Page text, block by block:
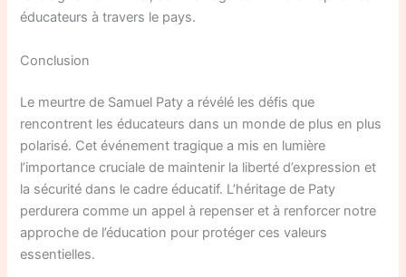
éducateurs à travers le pays.
Conclusion
Le meurtre de Samuel Paty a révélé les défis que
rencontrent les éducateurs dans un monde de plus en plus
polarisé. Cet événement tragique a mis en lumière
l’importance cruciale de maintenir la liberté d’expression et
la sécurité dans le cadre éducatif. L’héritage de Paty
perdurera comme un appel à repenser et à renforcer notre
approche de l’éducation pour protéger ces valeurs
essentielles.